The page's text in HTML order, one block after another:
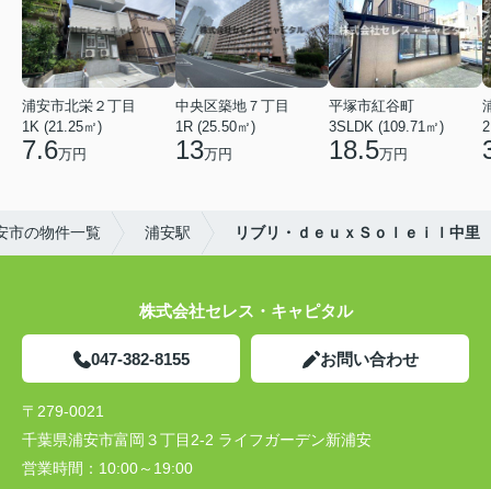
浦安市北栄２丁目
1K (21.25㎡)
7.6万円
中央区築地７丁目
1R (25.50㎡)
13万円
平塚市紅谷町
3SLDK (109.71㎡)
18.5万円
市の物件一覧 浦安駅 リブリ・ｄｅｕｘＳｏｌｅｉｌ中里
株式会社セレス・キャピタル
047-382-8155 お問い合わせ
〒279-0021
千葉県浦安市富岡３丁目2-2 ライフガーデン新浦安
営業時間： 10:00～19:00